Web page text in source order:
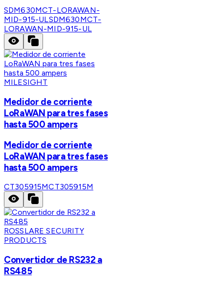
SDM630MCT-LORAWAN-
MID-915-ULSDM630MCT-
LORAWAN-MID-915-UL
MILESIGHT
Medidor de corriente
LoRaWAN para tres fases
hasta 500 ampers
Medidor de corriente
LoRaWAN para tres fases
hasta 500 ampers
CT305915MCT305915M
ROSSLARE SECURITY
PRODUCTS
Convertidor de RS232 a
RS485